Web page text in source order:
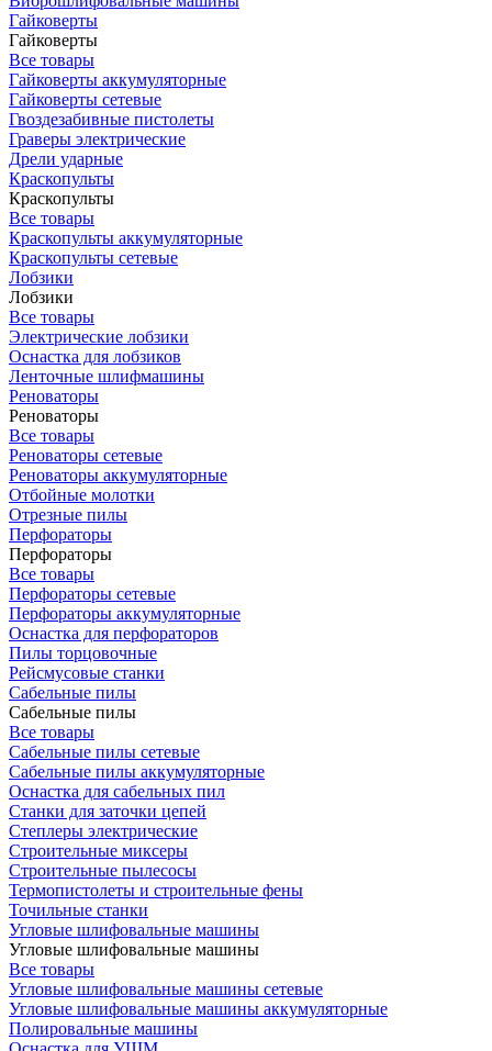
Гайковерты
Гайковерты
Все товары
Гайковерты аккумуляторные
Гайковерты сетевые
Гвоздезабивные пистолеты
Граверы электрические
Дрели ударные
Краскопульты
Краскопульты
Все товары
Краскопульты аккумуляторные
Краскопульты сетевые
Лобзики
Лобзики
Все товары
Электрические лобзики
Оснастка для лобзиков
Ленточные шлифмашины
Реноваторы
Реноваторы
Все товары
Реноваторы сетевые
Реноваторы аккумуляторные
Отбойные молотки
Отрезные пилы
Перфораторы
Перфораторы
Все товары
Перфораторы сетевые
Перфораторы аккумуляторные
Оснастка для перфораторов
Пилы торцовочные
Рейсмусовые станки
Сабельные пилы
Сабельные пилы
Все товары
Сабельные пилы сетевые
Сабельные пилы аккумуляторные
Оснастка для сабельных пил
Станки для заточки цепей
Степлеры электрические
Строительные миксеры
Строительные пылесосы
Термопистолеты и строительные фены
Точильные станки
Угловые шлифовальные машины
Угловые шлифовальные машины
Все товары
Угловые шлифовальные машины сетевые
Угловые шлифовальные машины аккумуляторные
Полировальные машины